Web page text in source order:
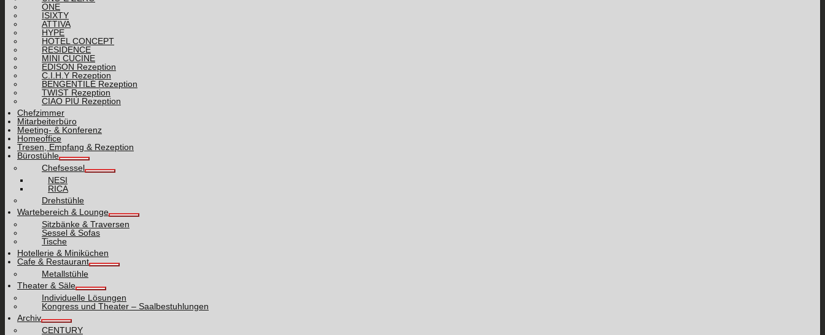
ONE
ISIXTY
ATTIVA
HYPE
HOTEL CONCEPT
RESIDENCE
MINI CUCINE
EDISON Rezeption
C.I.H.Y Rezeption
BENGENTILE Rezeption
TWIST Rezeption
CIAO PIÙ Rezeption
Chefzimmer
Mitarbeiterbüro
Meeting- & Konferenz
Homeoffice
Tresen, Empfang & Rezeption
Bürostühle
Chefsessel
NESI
RICA
Drehstühle
Wartebereich & Lounge
Sitzbänke & Traversen
Sessel & Sofas
Tische
Hotellerie & Miniküchen
Cafe & Restaurant
Metallstühle
Theater & Säle
Individuelle Lösungen
Kongress und Theater – Saalbestuhlungen
Archiv
CENTURY